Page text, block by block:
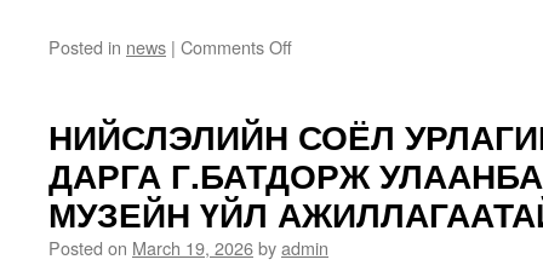
Posted in news | Comments Offon
өдөр
НИЙСЛЭЛИЙН СОЁЛ
ДАРГА Г.БАТДОРЖ
МУЗЕЙН ҮЙЛ
Posted on March 19, 2026byadmin